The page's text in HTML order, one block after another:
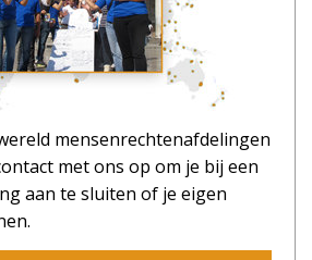
mensenrechtenafdelingen
met ons op om je bij een
aan te sluiten of je eigen